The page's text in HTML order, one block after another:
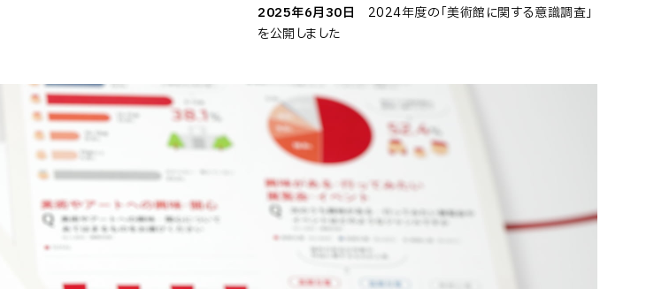
2025年6月30日
2024年度の「美術館に関する意識調査」
を公開しました